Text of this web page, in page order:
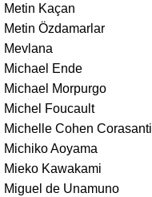
Metin Kaçan
Metin Özdamarlar
Mevlana
Michael Ende
Michael Morpurgo
Michel Foucault
Michelle Cohen Corasanti
Michiko Aoyama
Mieko Kawakami
Miguel de Unamuno